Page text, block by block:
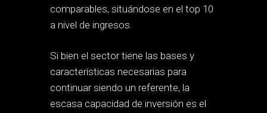
comparables, situándose en el top 10
a nivel de ingresos.
Si bien el sector tiene las bases y
características necesarias para
continuar siendo un referente, la
escasa capacidad de inversión es el